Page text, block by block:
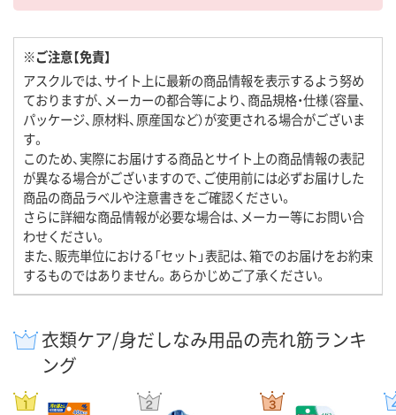
※ご注意【免責】
アスクルでは、サイト上に最新の商品情報を表示するよう努め
ておりますが、メーカーの都合等により、商品規格・仕様（容量、
パッケージ、原材料、原産国など）が変更される場合がございま
す。
このため、実際にお届けする商品とサイト上の商品情報の表記
が異なる場合がございますので、ご使用前には必ずお届けした
商品の商品ラベルや注意書きをご確認ください。
さらに詳細な商品情報が必要な場合は、メーカー等にお問い合
わせください。
また、販売単位における「セット」表記は、箱でのお届けをお約束
するものではありません。あらかじめご了承ください。
衣類ケア/身だしなみ用品の売れ筋ランキ
ング